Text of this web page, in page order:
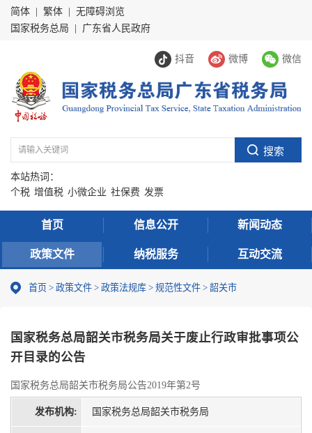
简体 繁体
无障碍浏览
国家税务总局
广东省人民政府
抖音 微博 微信
本站热词：
个税 增值税 小微企业 社保费 发票
首页 信息公开 新闻动态
政策文件 纳税服务 互动交流
首页 > 政策文件 > 政策法规库 > 规范性文件 > 韶关市
国家税务总局韶关市税务局关于废止行政审批事项公
开目录的公告
国家税务总局韶关市税务局公告2019年第2号
发布机构: 国家税务总局韶关市税务局